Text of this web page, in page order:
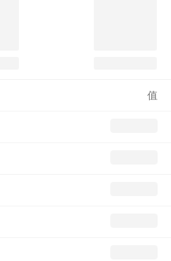
值